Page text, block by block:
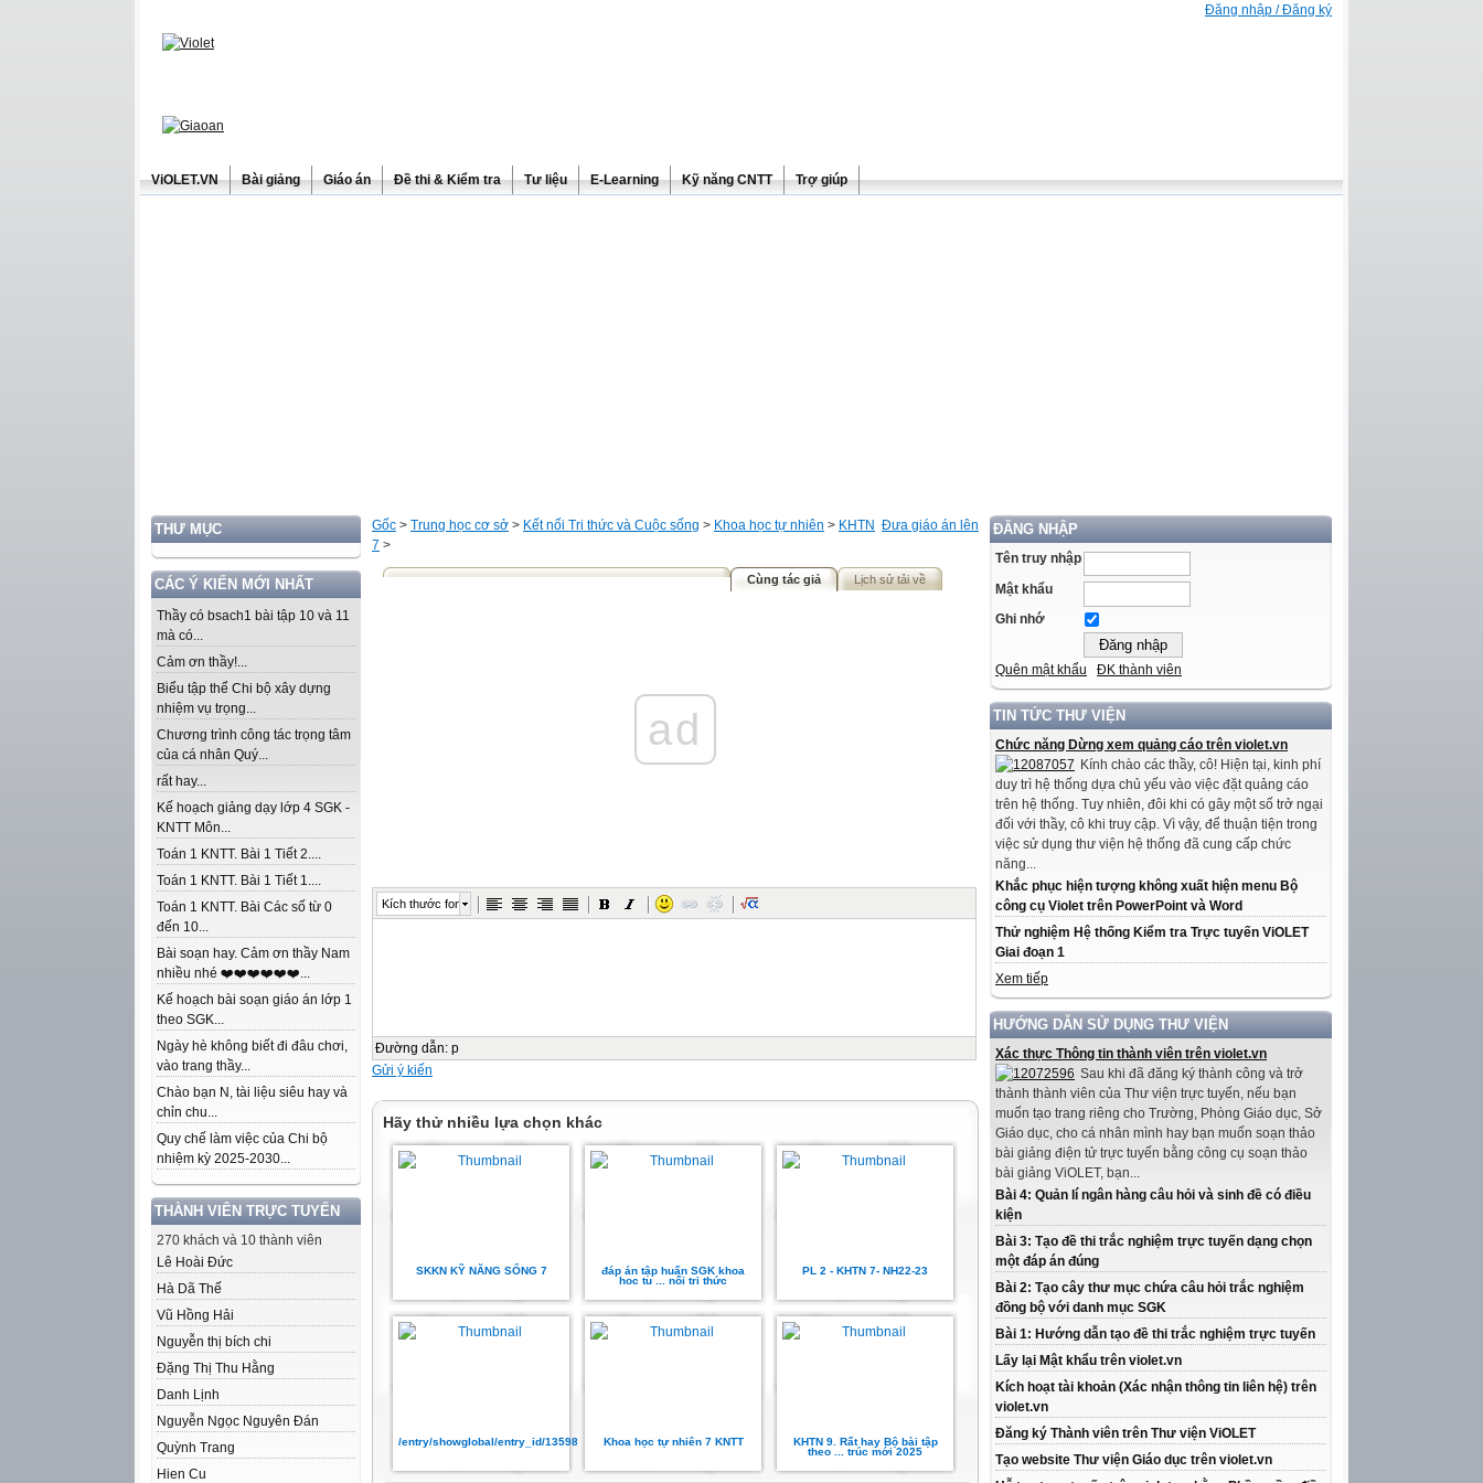
Đăng nhập / Đăng ký
ViOLET.VN Bài giảng Giáo án Đề thi & Kiểm tra Tư liệu E-Learning Kỹ năng CNTT Trợ giúp
THƯ MỤC
CÁC Ý KIẾN MỚI NHẤT
Thầy có bsach1 bài tập 10 và 11
mà có...
Cảm ơn thầy!...
Biểu tập thể Chi bộ xây dựng
nhiệm vụ trọng...
Chương trình công tác trọng tâm
của cá nhân Quý...
rất hay...
Kế hoạch giảng dạy lớp 4 SGK -
KNTT Môn...
Toán 1 KNTT. Bài 1 Tiết 2....
Toán 1 KNTT. Bài 1 Tiết 1....
Toán 1 KNTT. Bài Các số từ 0
đến 10...
Bài soạn hay. Cảm ơn thầy Nam
nhiều nhé ❤️❤️❤️❤️❤️❤️...
Kế hoạch bài soạn giáo án lớp 1
theo SGK...
Ngày hè không biết đi đâu chơi,
vào trang thầy...
Chào bạn N, tài liệu siêu hay và
chỉn chu...
Quy chế làm việc của Chi bộ
nhiệm kỳ 2025-2030...
THÀNH VIÊN TRỰC TUYẾN
270 khách và 10 thành viên
Lê Hoài Đức
Hà Dã Thế
Vũ Hồng Hải
Nguyễn thị bích chi
Đặng Thị Thu Hằng
Danh Lịnh
Nguyễn Ngọc Nguyên Đán
Quỳnh Trang
Hien Cu
ĐĂNG NHẬP
Tên truy nhập
Mật khẩu
Ghi nhớ
Quên mật khẩu ĐK thành viên
TIN TỨC THƯ VIỆN
Chức năng Dừng xem quảng cáo trên violet.vn
Kính chào các thầy, cô! Hiện tại, kinh phí
duy trì hệ thống dựa chủ yếu vào việc đặt quảng cáo
trên hệ thống. Tuy nhiên, đôi khi có gây một số trở ngại
đối với thầy, cô khi truy cập. Vì vậy, để thuận tiện trong
việc sử dụng thư viện hệ thống đã cung cấp chức
năng...
Khắc phục hiện tượng không xuất hiện menu Bộ
công cụ Violet trên PowerPoint và Word
Thử nghiệm Hệ thống Kiểm tra Trực tuyến ViOLET
Giai đoạn 1
Xem tiếp
HƯỚNG DẪN SỬ DỤNG THƯ VIỆN
Xác thực Thông tin thành viên trên violet.vn
Sau khi đã đăng ký thành công và trở
thành thành viên của Thư viện trực tuyến, nếu bạn
muốn tạo trang riêng cho Trường, Phòng Giáo dục, Sở
Giáo dục, cho cá nhân mình hay bạn muốn soạn thảo
bài giảng điện tử trực tuyến bằng công cụ soạn thảo
bài giảng ViOLET, bạn...
Bài 4: Quản lí ngân hàng câu hỏi và sinh đề có điều
kiện
Bài 3: Tạo đề thi trắc nghiệm trực tuyến dạng chọn
một đáp án đúng
Bài 2: Tạo cây thư mục chứa câu hỏi trắc nghiệm
đồng bộ với danh mục SGK
Bài 1: Hướng dẫn tạo đề thi trắc nghiệm trực tuyến
Lấy lại Mật khẩu trên violet.vn
Kích hoạt tài khoản (Xác nhận thông tin liên hệ) trên
violet.vn
Đăng ký Thành viên trên Thư viện ViOLET
Tạo website Thư viện Giáo dục trên violet.vn
Đưa giáo án lên
Gốc > Trung học cơ sở > Kết nối Tri thức và Cuộc sống > Khoa học tự nhiên > KHTN
7 >
Cùng tác giả Lịch sử tải về
ad
Kích thước font
Đường dẫn: p
Gửi ý kiến
Hãy thử nhiều lựa chọn khác
SKKN KỸ NĂNG SỐNG 7
đáp án tập huấn SGK khoa
hoc tu ... nối tri thức
PL 2 - KHTN 7- NH22-23
/entry/showglobal/entry_id/13598784 Khoa học tự nhiên 7 KNTT
KHTN 9. Rất hay Bộ bài tập
theo ... trúc mới 2025